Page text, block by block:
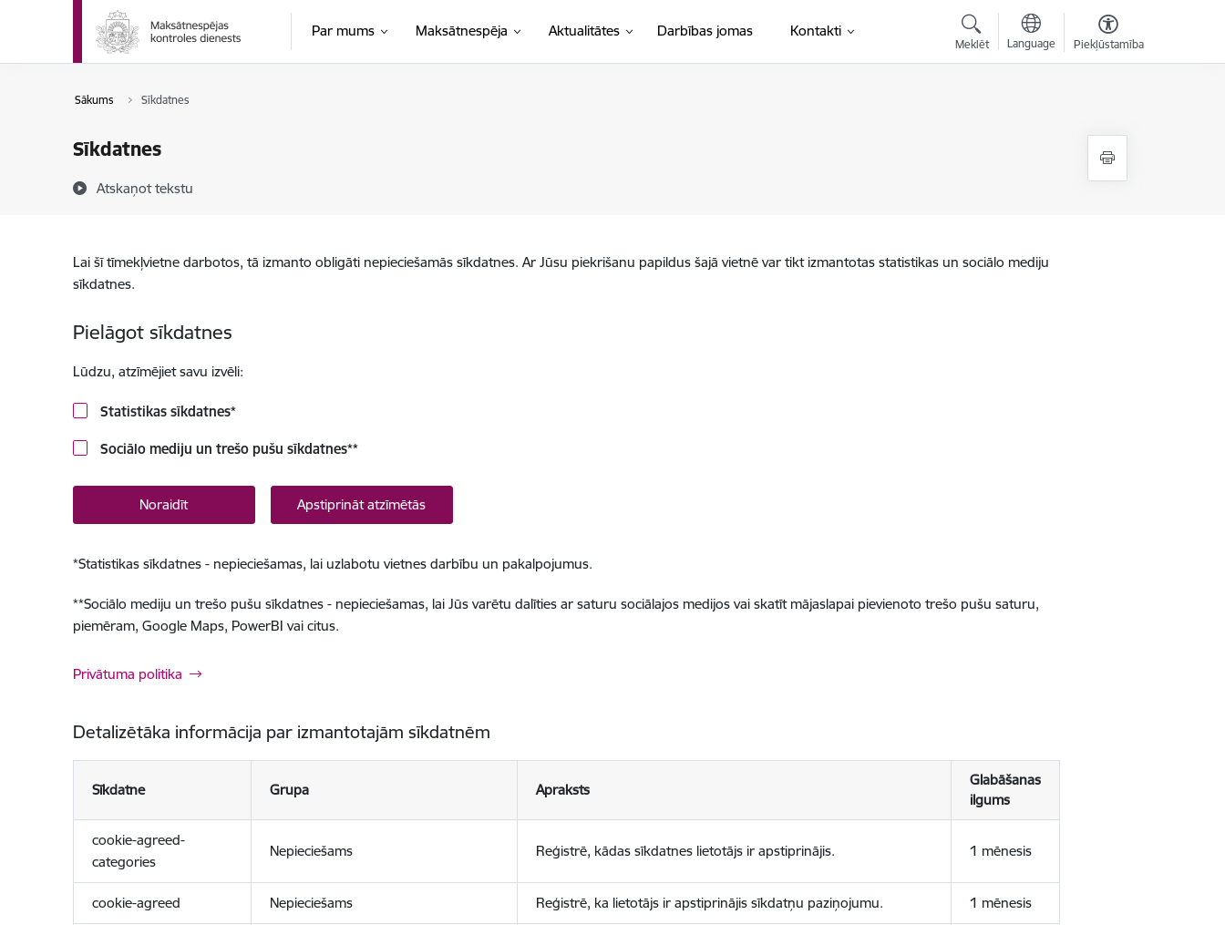
Pāriet uz lapas saturu
Par mums Maksātnespēja Aktualitātes Darbības jomas Kontakti
Meklēt Language Piekļūstamība
Sākums Sīkdatnes
Sīkdatnes
Atskaņot tekstu
Lai šī tīmekļvietne darbotos, tā izmanto obligāti nepieciešamās sīkdatnes. Ar Jūsu piekrišanu papildus šajā vietnē var tikt izmantotas statistikas un sociālo mediju
sīkdatnes.
Pielāgot sīkdatnes
Lūdzu, atzīmējiet savu izvēli:
Statistikas sīkdatnes*
Sociālo mediju un trešo pušu sīkdatnes**
Noraidīt Apstiprināt atzīmētās
*Statistikas sīkdatnes - nepieciešamas, lai uzlabotu vietnes darbību un pakalpojumus.
**Sociālo mediju un trešo pušu sīkdatnes - nepieciešamas, lai Jūs varētu dalīties ar saturu sociālajos medijos vai skatīt mājaslapai pievienoto trešo pušu saturu,
piemēram, Google Maps, PowerBI vai citus.
Privātuma politika
Detalizētāka informācija par izmantotajām sīkdatnēm
Sīkdatne Grupa Apraksts
Glabāšanas
ilgums
cookie-agreed-
categories
Nepieciešams Reģistrē, kādas sīkdatnes lietotājs ir apstiprinājis. 1 mēnesis
cookie-agreed Nepieciešams Reģistrē, ka lietotājs ir apstiprinājis sīkdatņu paziņojumu. 1 mēnesis